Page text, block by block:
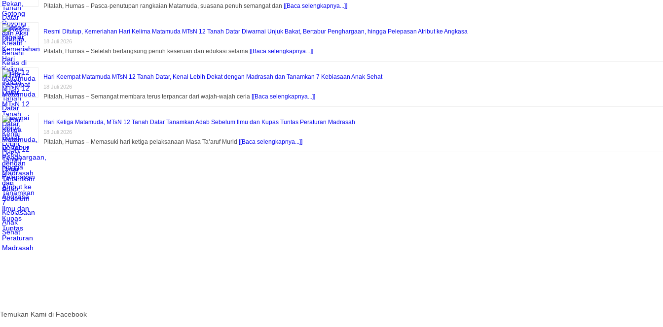
Pitalah, Humas – Pasca-penutupan rangkaian Matamuda, suasana penuh semangat dan [[Baca selengkapnya...]]
Resmi Ditutup, Kemeriahan Hari Kelima Matamuda MTsN 12 Tanah Datar Diwarnai Unjuk Bakat, Bertabur Penghargaan, hingga Pelepasan Atribut ke Angkasa
18 Juli 2026
Pitalah, Humas – Setelah berlangsung penuh keseruan dan edukasi selama [[Baca selengkapnya...]]
Hari Keempat Matamuda MTsN 12 Tanah Datar, Kenal Lebih Dekat dengan Madrasah dan Tanamkan 7 Kebiasaan Anak Sehat
18 Juli 2026
Pitalah, Humas – Semangat membara terus terpancar dari wajah-wajah ceria [[Baca selengkapnya...]]
Hari Ketiga Matamuda, MTsN 12 Tanah Datar Tanamkan Adab Sebelum Ilmu dan Kupas Tuntas Peraturan Madrasah
18 Juli 2026
Pitalah, Humas – Memasuki hari ketiga pelaksanaan Masa Ta’aruf Murid [[Baca selengkapnya...]]
Temukan Kami di Facebook